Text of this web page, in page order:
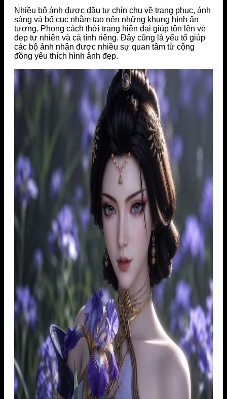
Nhiều bộ ảnh được đầu tư chỉn chu về trang phục, ánh
sáng và bố cục nhằm tạo nên những khung hình ấn
tượng. Phong cách thời trang hiện đại giúp tôn lên vẻ
đẹp tự nhiên và cá tính riêng. Đây cũng là yếu tố giúp
các bộ ảnh nhận được nhiều sự quan tâm từ cộng
đồng yêu thích hình ảnh đẹp.